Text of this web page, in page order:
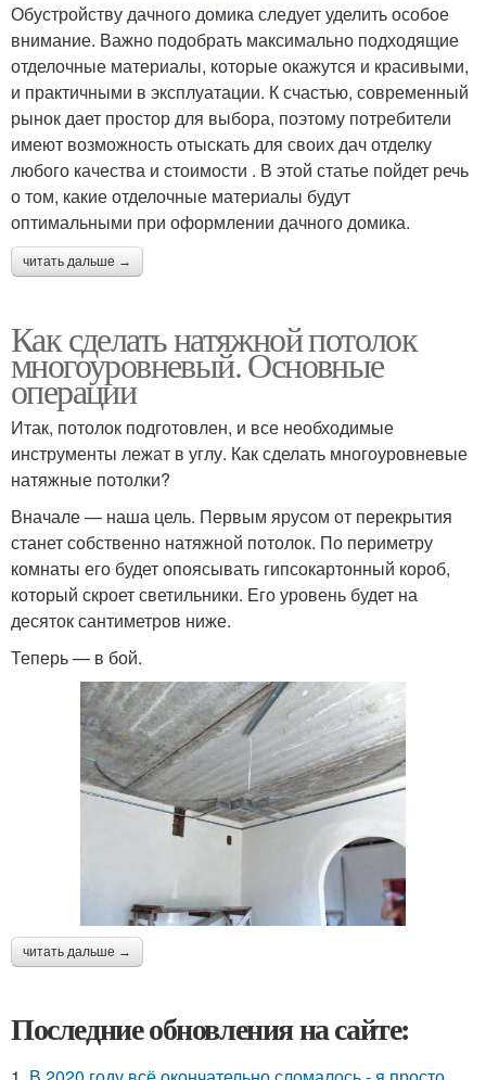
Обустройству дачного домика следует уделить особое
внимание. Важно подобрать максимально подходящие
отделочные материалы, которые окажутся и красивыми,
и практичными в эксплуатации. К счастью, современный
рынок дает простор для выбора, поэтому потребители
имеют возможность отыскать для своих дач отделку
любого качества и стоимости . В этой статье пойдет речь
о том, какие отделочные материалы будут
оптимальными при оформлении дачного домика.
читать дальше →
Как сделать натяжной потолок
многоуровневый. Основные
операции
Итак, потолок подготовлен, и все необходимые
инструменты лежат в углу. Как сделать многоуровневые
натяжные потолки?
Вначале — наша цель. Первым ярусом от перекрытия
станет собственно натяжной потолок. По периметру
комнаты его будет опоясывать гипсокартонный короб,
который скроет светильники. Его уровень будет на
десяток сантиметров ниже.
Теперь — в бой.
читать дальше →
Последние обновления на сайте: